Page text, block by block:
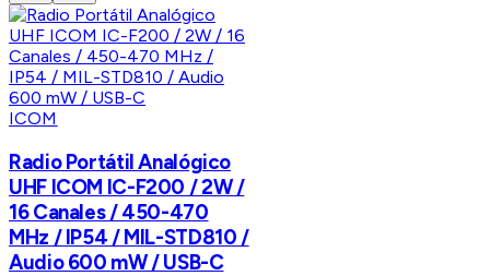
ICOM
Radio Portátil Analógico
UHF ICOM IC-F200 / 2W /
16 Canales / 450-470
MHz / IP54 / MIL-STD810 /
Audio 600 mW / USB-C